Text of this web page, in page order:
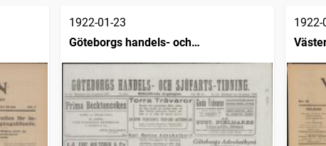
1922-01-23
Göteborgs handels- och
sjöfartstidning (1832)
1922-